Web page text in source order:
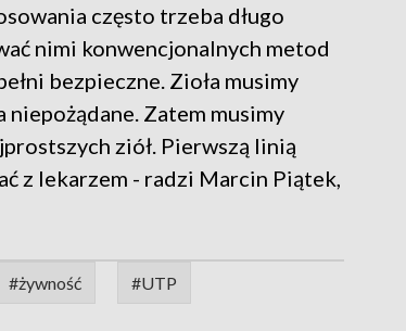
często trzeba długo
nimi konwencjonalnych metod
bezpieczne. Zioła musimy
niepożądane. Zatem musimy
ziół. Pierwszą linią
z lekarzem - radzi Marcin Piątek,
#żywność #UTP